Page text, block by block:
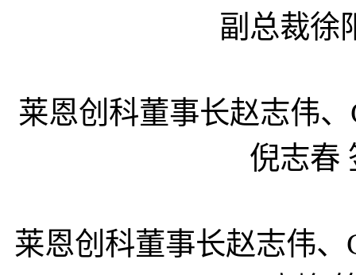
副总裁徐
莱恩创科董事长赵志伟
倪志春
莱恩创科董事长赵志伟、